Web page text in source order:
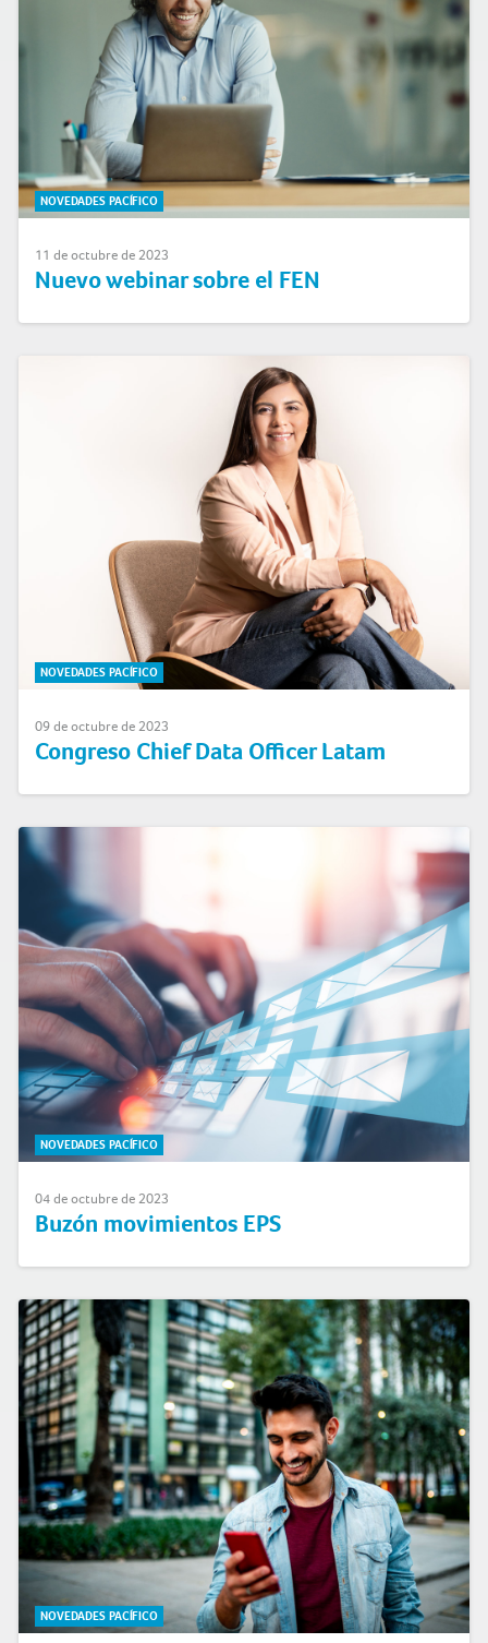
NOVEDADES PACÍFICO
11 de octubre de 2023
Nuevo webinar sobre el FEN
NOVEDADES PACÍFICO
09 de octubre de 2023
Congreso Chief Data Officer Latam
NOVEDADES PACÍFICO
04 de octubre de 2023
Buzón movimientos EPS
NOVEDADES PACÍFICO